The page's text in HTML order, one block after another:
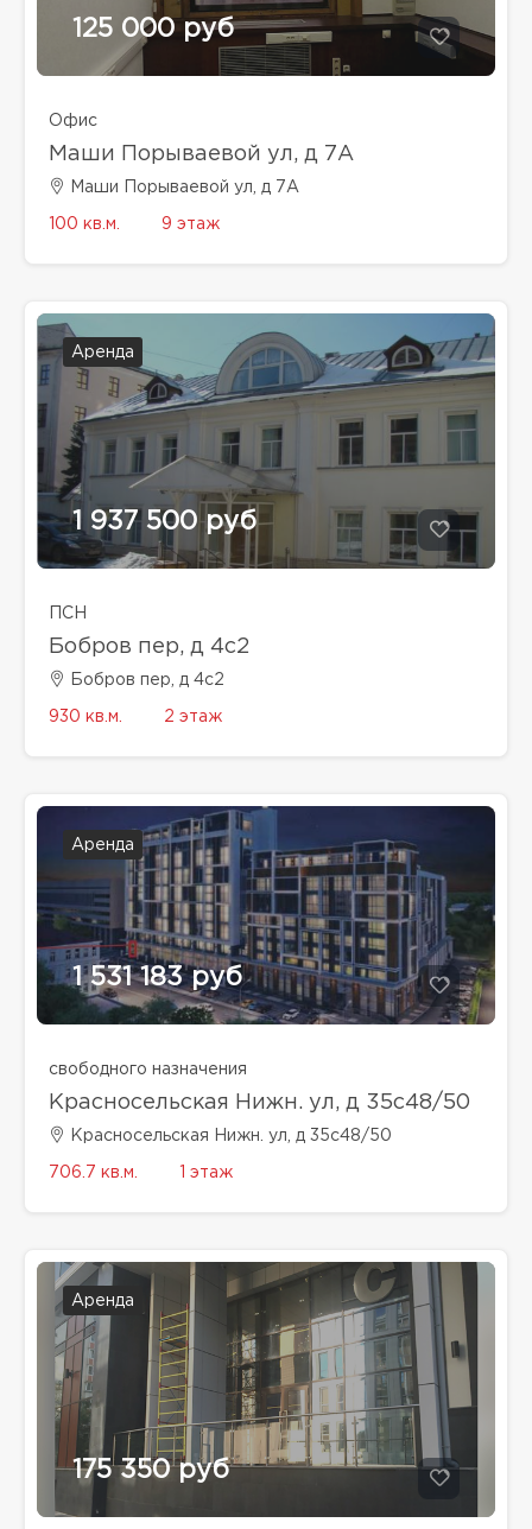
125 000 руб
Офис
Маши Порываевой ул, д 7А
Маши Порываевой ул, д 7А
100 кв.м. 9 этаж
Аренда
1 937 500 руб
ПСН
Бобров пер, д 4с2
Бобров пер, д 4с2
930 кв.м. 2 этаж
Аренда
1 531 183 руб
свободного назначения
Красносельская Нижн. ул, д 35с48/50
Красносельская Нижн. ул, д 35с48/50
706.7 кв.м. 1 этаж
Аренда
175 350 руб